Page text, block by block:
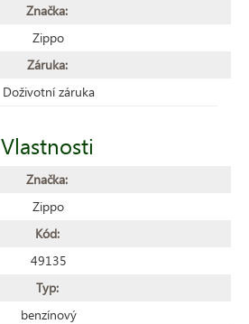
Značka:
Zippo
Záruka:
Doživotní záruka
Vlastnosti
Značka:
Zippo
Kód:
49135
Typ:
benzínový